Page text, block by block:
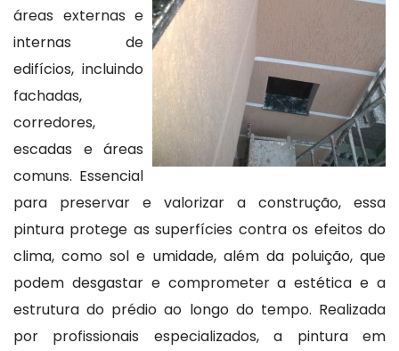
áreas externas e
internas de
edifícios, incluindo
fachadas,
corredores,
escadas e áreas
comuns. Essencial
para preservar e valorizar a construção, essa
pintura protege as superfícies contra os efeitos do
clima, como sol e umidade, além da poluição, que
podem desgastar e comprometer a estética e a
estrutura do prédio ao longo do tempo. Realizada
por profissionais especializados, a pintura em